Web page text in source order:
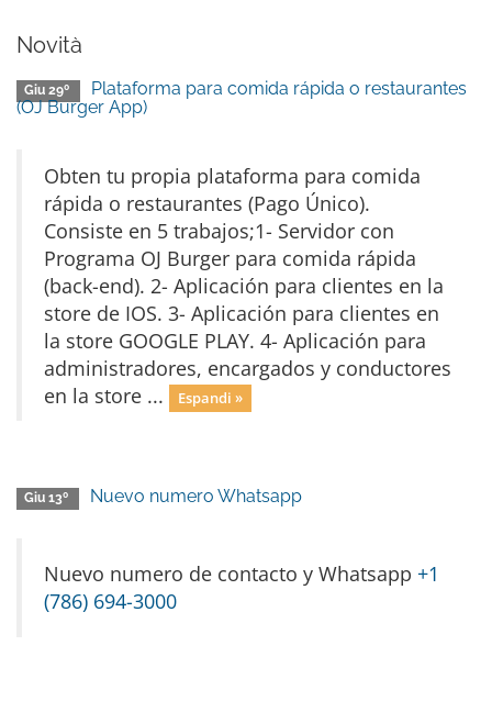
Novità
Giu 29º
Plataforma para comida rápida o restaurantes
(OJ Burger App)
Obten tu propia plataforma para comida
rápida o restaurantes (Pago Único).
Consiste en 5 trabajos;1- Servidor con
Programa OJ Burger para comida rápida
(back-end). 2- Aplicación para clientes en la
store de IOS. 3- Aplicación para clientes en
la store GOOGLE PLAY. 4- Aplicación para
administradores, encargados y conductores
en la store ...
Espandi »
Giu 13º Nuevo numero Whatsapp
Nuevo numero de contacto y Whatsapp +1
(786) 694-3000